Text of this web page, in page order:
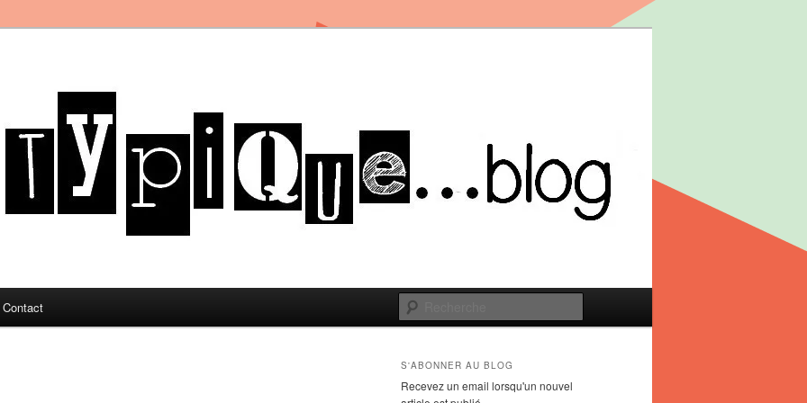
Contact
S'ABONNER AU BLOG
Recevez un email lorsqu'un nouvel